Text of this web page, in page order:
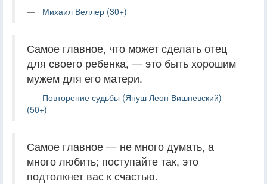
Михаил Веллер (30+)
Самое главное, что может сделать отец
для своего ребенка, — это быть хорошим
мужем для его матери.
Повторение судьбы (Януш Леон Вишневский)
(50+)
Самое главное — не много думать, а
много любить; поступайте так, это
подтолкнет вас к счастью.